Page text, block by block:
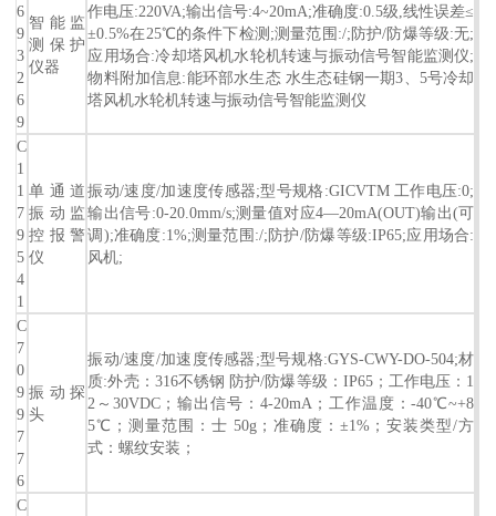
6
9
3
2
6
9
智能监
测保护
仪器
作电压:220VA;输出信号:4~20mA;准确度:0.5级,线性误差≤
±0.5%在25℃的条件下检测;测量范围:/;防护/防爆等级:无;
应用场合:冷却塔风机水轮机转速与振动信号智能监测仪;
物料附加信息:能环部水生态 水生态硅钢一期3、5号冷却
塔风机水轮机转速与振动信号智能监测仪
C
1
1
7
9
5
4
1
单通道
振动监
控报警
仪
振动/速度/加速度传感器;型号规格:GICVTM 工作电压:0;
输出信号:0-20.0mm/s;测量值对应4―20mA(OUT)输出(可
调);准确度:1%;测量范围:/;防护/防爆等级:IP65;应用场合:
风机;
C
7
0
9
9
7
7
6
振动探
头
振动/速度/加速度传感器;型号规格:GYS-CWY-DO-504;材
质:外壳：316不锈钢 防护/防爆等级：IP65；工作电压：1
2～30VDC；输出信号：4-20mA；工作温度：-40℃~+8
5℃；测量范围：士 50g；准确度：±1%；安装类型/方
式：螺纹安装；
C